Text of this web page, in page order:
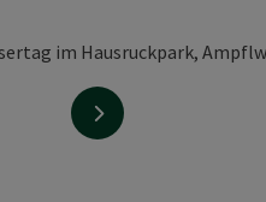
nächstes Element